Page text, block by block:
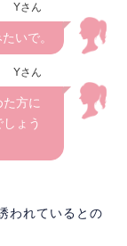
Yさん
いで。
Yさん
方に
ょう
われているとの